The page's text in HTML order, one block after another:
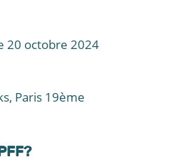
20 octobre 2024
Paris 19ème